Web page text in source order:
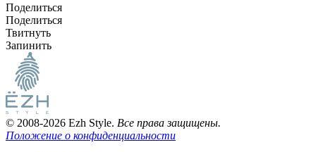
Поделиться
Поделиться
Твитнуть
Запинить
© 2008-2026 Ezh Style. Все права защищены.
Положение о конфиденциальности